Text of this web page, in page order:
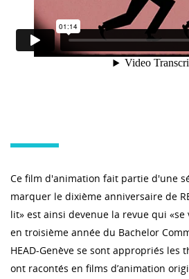
Ce film d'animation fait partie d'une
marquer le dixième anniversaire de
lit» est ainsi devenue la revue qui «se
en troisième année du Bachelor
HEAD-Genève se sont appropriés les
ont racontés en films d’animation